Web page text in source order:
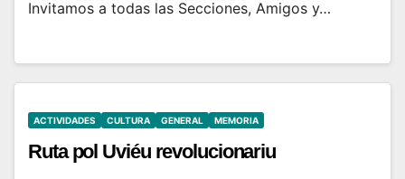
Invitamos a todas las Secciones, Amigos y…
ACTIVIDADES CULTURA GENERAL MEMORIA
Ruta pol Uviéu revolucionariu